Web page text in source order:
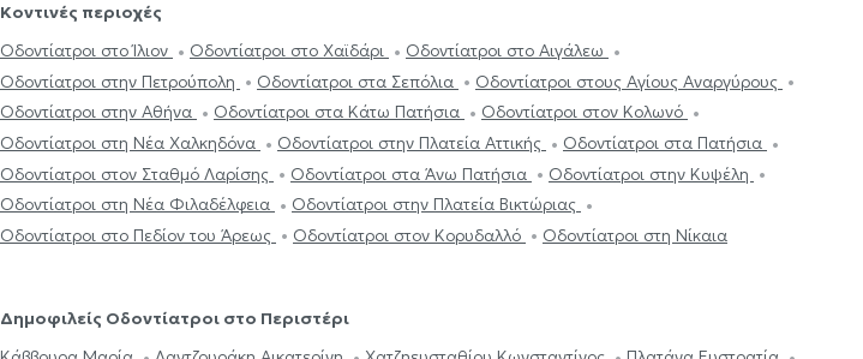
Κοντινές περιοχές
Οδοντίατροι στο Ίλιον
Οδοντίατροι στο Χαϊδάρι
Οδοντίατροι στο Αιγάλεω
Οδοντίατροι στην Πετρούπολη
Οδοντίατροι στα Σεπόλια
Οδοντίατροι στους Αγίους Αναργύρους
Οδοντίατροι στην Αθήνα
Οδοντίατροι στα Κάτω Πατήσια
Οδοντίατροι στον Κολωνό
Οδοντίατροι στη Νέα Χαλκηδόνα
Οδοντίατροι στην Πλατεία Αττικής
Οδοντίατροι στα Πατήσια
Οδοντίατροι στον Σταθμό Λαρίσης
Οδοντίατροι στα Άνω Πατήσια
Οδοντίατροι στην Κυψέλη
Οδοντίατροι στη Νέα Φιλαδέλφεια
Οδοντίατροι στην Πλατεία Βικτώριας
Οδοντίατροι στο Πεδίον του Άρεως
Οδοντίατροι στον Κορυδαλλό Οδοντίατροι στη Νίκαια
Δημοφιλείς Οδοντίατροι στο Περιστέρι